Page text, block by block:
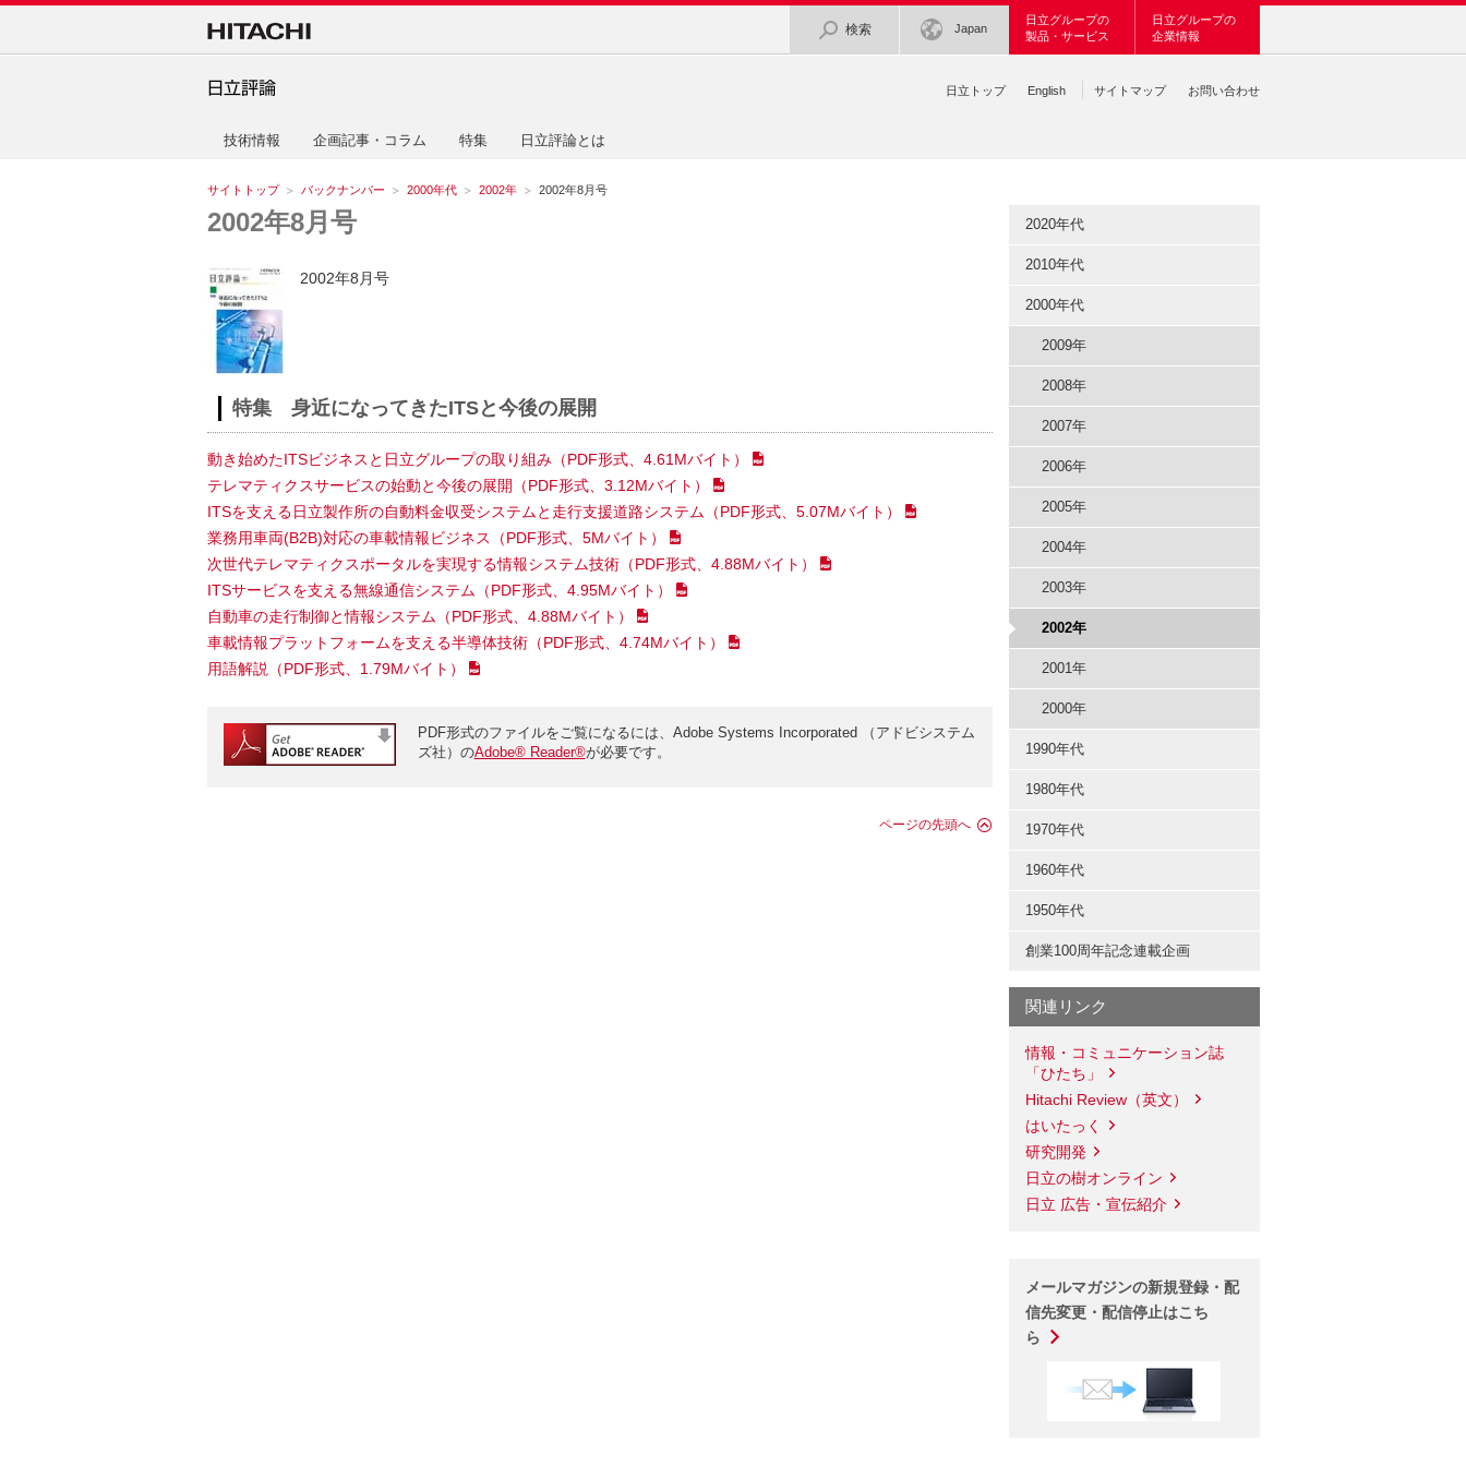
検索 Japan
日立グループの
製品・サービス
日立グループの
企業情報
日立トップ English サイトマップ お問い合わせ
技術情報 企画記事・コラム 特集 日立評論とは
サイトトップ バックナンバー 2000年代 2002年 2002年8月号
2002年8月号
2002年8月号
特集 身近になってきたITSと今後の展開
動き始めたITSビジネスと日立グループの取り組み（PDF形式、4.61Mバイト）
テレマティクスサービスの始動と今後の展開 （PDF形式、3.12Mバイト）
ITSを支える日立製作所の自動料金収受システムと走行支援道路システム （PDF形式、5.07Mバイト）
業務用車両(B2B)対応の車載情報ビジネス （PDF形式、5Mバイト）
次世代テレマティクスポータルを実現する情報システム技術（PDF形式、4.88Mバイト）
ITSサービスを支える無線通信システム （PDF形式、4.95Mバイト）
自動車の走行制御と情報システム （PDF形式、4.88Mバイト）
車載情報プラットフォームを支える半導体技術（PDF形式、4.74Mバイト）
用語解説 （PDF形式、1.79Mバイト）
PDF形式のファイルをご覧になるには、Adobe Systems Incorporated （アドビシステム
ズ社）のAdobe® Reader®が必要です。
ページの先頭へ
2020年代
2010年代
2000年代
2009年
2008年
2007年
2006年
2005年
2004年
2003年
2002年
2001年
2000年
1990年代
1980年代
1970年代
1960年代
1950年代
創業100周年記念連載企画
関連リンク
情報・コミュニケーション誌
「ひたち」
Hitachi Review（英文）
はいたっく
研究開発
日立の樹オンライン
日立 広告・宣伝紹介
メールマガジンの新規登録・配
信先変更・配信停止はこち
ら